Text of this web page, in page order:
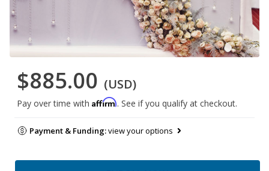
$885.00 (USD)
Pay over time with Affirm. See if you qualify at checkout.
Payment & Funding:view your options